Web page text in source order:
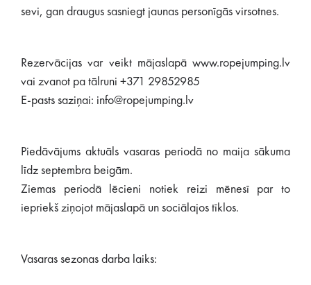
sevi, gan draugus sasniegt jaunas personīgās virsotnes.
Rezervācijas var veikt mājaslapā www.ropejumping.lv
vai zvanot pa tālruni +371 29852985
E-pasts saziņai: info@ropejumping.lv
Piedāvājums aktuāls vasaras periodā no maija sākuma
līdz septembra beigām.
Ziemas periodā lēcieni notiek reizi mēnesī par to
iepriekš ziņojot mājaslapā un sociālajos tīklos.
Vasaras sezonas darba laiks: